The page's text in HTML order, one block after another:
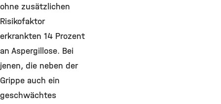
ohne zusätzlichen
Risikofaktor
erkrankten 14 Prozent
an Aspergillose. Bei
jenen, die neben der
Grippe auch ein
geschwächtes